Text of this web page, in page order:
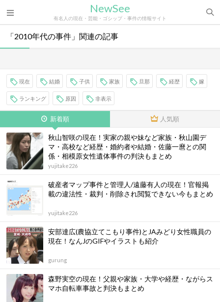
NewSee
有名人の現在・芸能・ゴシップ・事件の情報サイト
「2010年代の事件」関連の記事
現在 結婚 子供 家族 旦那 経歴 嫁
ランキング 原因 非表示
新着順 人気順
秋山智咲の現在！実家の親や妹など家族・秋山園デ
マ・高校など経歴・婚約者や結婚・佐藤一麿との関
係・相模原女性遺体事件の判決もまとめ
yujitake226
破産者マップ事件と管理人/遠藤有人の現在！官報掲
載の違法性・裁判・削除され閲覧できない今もまとめ
yujitake226
安部達広(農協立てこもり事件)とJAみどり女性職員の
現在！なんJのGIFやイラストも紹介
gurung
森野実空の現在！父親や家族・大学や経歴・ながらス
マホ自転車事故と判決もまとめ